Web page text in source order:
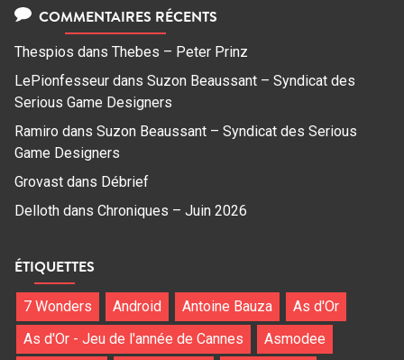
COMMENTAIRES RÉCENTS
Thespios dans Thebes – Peter Prinz
LePionfesseur dans Suzon Beaussant – Syndicat des
Serious Game Designers
Ramiro dans Suzon Beaussant – Syndicat des Serious
Game Designers
Grovast dans Débrief
Delloth dans Chroniques – Juin 2026
ÉTIQUETTES
7 Wonders Android Antoine Bauza
As d'Or
As d'Or - Jeu de l'année de Cannes
Asmodee